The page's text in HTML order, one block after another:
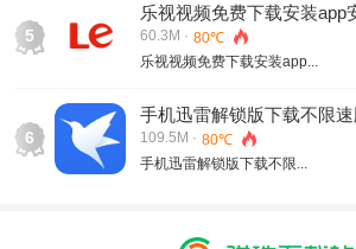
5
乐视视频免费下载安装app
版
60.3M · 80℃
乐视视频免费下载安装app...
6
手机迅雷解锁版下载不限速
109.5M · 80℃
手机迅雷解锁版下载不限...